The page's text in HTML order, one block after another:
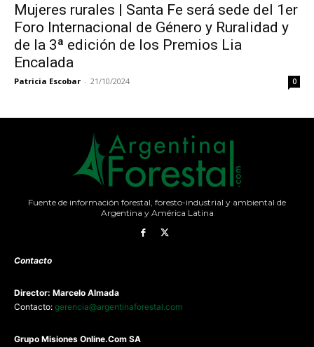
Mujeres rurales | Santa Fe será sede del 1er
Foro Internacional de Género y Ruralidad y
de la 3ª edición de los Premios Lia
Encalada
Patricia Escobar - 21/10/2024 0
Fuente de información forestal, foresto-industrial y ambiental de
Argentina y América Latina
Contacto
Director: Marcelo Almada
Contacto: gerencia@argentinaforestal.com
Grupo Misiones Online.Com SA